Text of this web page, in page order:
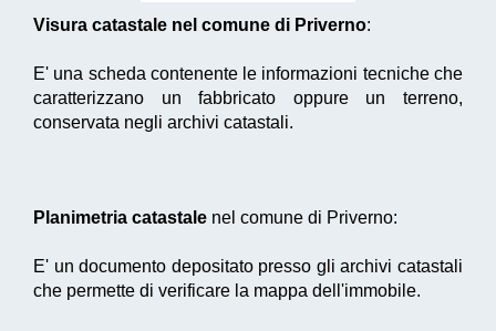
Visura catastale nel comune di Priverno:
E' una scheda contenente le informazioni tecniche che
caratterizzano un fabbricato oppure un terreno,
conservata negli archivi catastali.
Planimetria catastale nel comune di Priverno:
E' un documento depositato presso gli archivi catastali
che permette di verificare la mappa dell'immobile.